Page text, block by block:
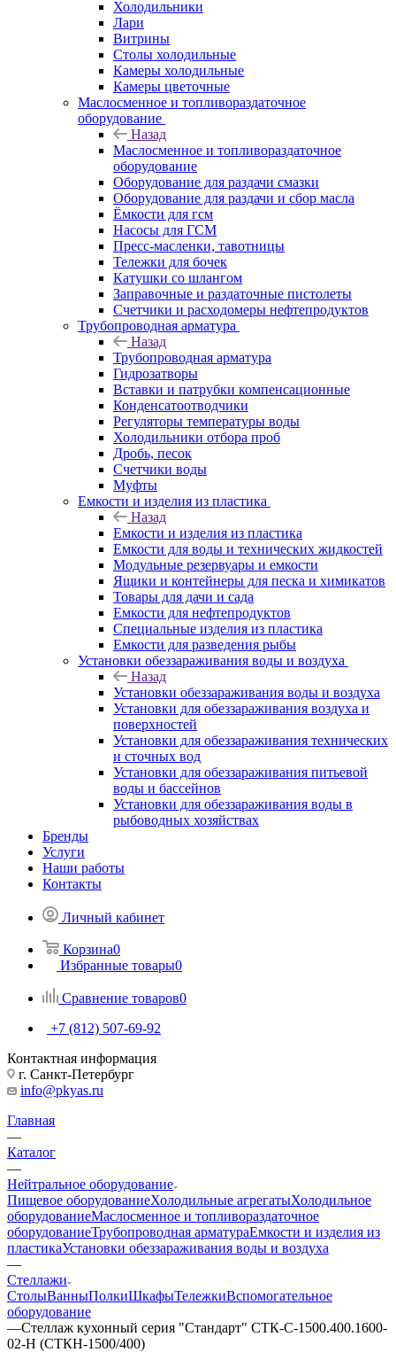
Холодильники
Лари
Витрины
Столы холодильные
Камеры холодильные
Камеры цветочные
Маслосменное и топливораздаточное
оборудование
Назад
Маслосменное и топливораздаточное
оборудование
Оборудование для раздачи смазки
Оборудование для раздачи и сбор масла
Ёмкости для гсм
Насосы для ГСМ
Пресс-масленки, тавотницы
Тележки для бочек
Катушки со шлангом
Заправочные и раздаточные пистолеты
Счетчики и расходомеры нефтепродуктов
Трубопроводная арматура
Назад
Трубопроводная арматура
Гидрозатворы
Вставки и патрубки компенсационные
Конденсатоотводчики
Регуляторы температуры воды
Холодильники отбора проб
Дробь, песок
Счетчики воды
Муфты
Емкости и изделия из пластика
Назад
Емкости и изделия из пластика
Емкости для воды и технических жидкостей
Модульные резервуары и емкости
Ящики и контейнеры для песка и химикатов
Товары для дачи и сада
Емкости для нефтепродуктов
Специальные изделия из пластика
Емкости для разведения рыбы
Установки обеззараживания воды и воздуха
Назад
Установки обеззараживания воды и воздуха
Установки для обеззараживания воздуха и
поверхностей
Установки для обеззараживания технических
и сточных вод
Установки для обеззараживания питьевой
воды и бассейнов
Установки для обеззараживания воды в
рыбоводных хозяйствах
Бренды
Услуги
Наши работы
Контакты
Личный кабинет
Корзина0
Избранные товары0
Сравнение товаров0
+7 (812) 507-69-92
Контактная информация
г. Санкт-Петербург
info@pkyas.ru
Главная
—
Каталог
—
Нейтральное оборудование
Пищевое оборудованиеХолодильные агрегатыХолодильное
оборудованиеМаслосменное и топливораздаточное
оборудованиеТрубопроводная арматураЕмкости и изделия из
пластикаУстановки обеззараживания воды и воздуха
—
Стеллажи
СтолыВанныПолкиШкафыТележкиВспомогательное
оборудование
—Стеллаж кухонный серия "Стандарт" СТК-С-1500.400.1600-
02-Н (СТКН-1500/400)